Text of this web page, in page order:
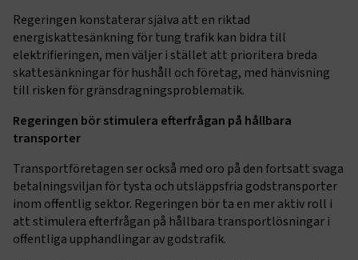
Regeringen konstaterar själva att en riktad
energiskattesänkning för tung trafik kan bidra till
elektrifieringen, men väljer i stället att prioritera breda
skattesänkningar för hushåll och företag, med hänvisning
till risken för gränsdragningsproblematik.
Regeringen bör stimulera efterfrågan på hållbara
transporter
Transportföretagen ser också med oro på den fortsatt svaga
betalningsviljan för tysta och utsläppsfria godstransporter
inom offentlig sektor. Regeringen bör ta en mer aktiv roll i
att stimulera efterfrågan på hållbara transportlösningar i
offentliga upphandlingar av godstrafik.